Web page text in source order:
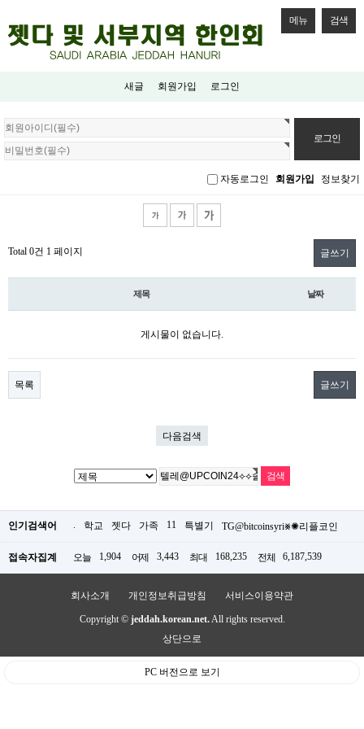
메뉴 검색
새글 회원가입 로그인
회
원
로
자동로그인 회원가입 정보찾기
Total 0건 1 페이지 글쓰기
제목 날짜
게시물이 없습니다.
목록 글쓰기
다음검색
인기검색어 . 학교 젯다 가족 11 특별기 TG@bitcoinsyri⨳✺리플코인
접속자집계 오늘 1,904 어제 3,443 최대 168,235 전체 6,187,539
회사소개 개인정보취급방침 서비스이용약관
Copyright © jeddah.korean.net.All rights reserved.
상단으로
PC 버전으로 보기